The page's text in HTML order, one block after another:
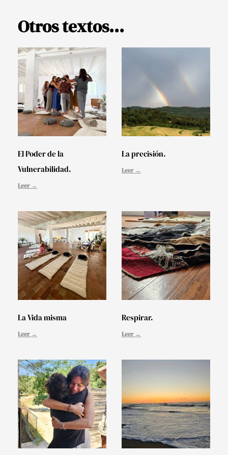
Otros textos...
El Poder de la
Vulnerabilidad.
Leer →
La precisión.
Leer →
La Vida misma
Leer →
Respirar.
Leer →